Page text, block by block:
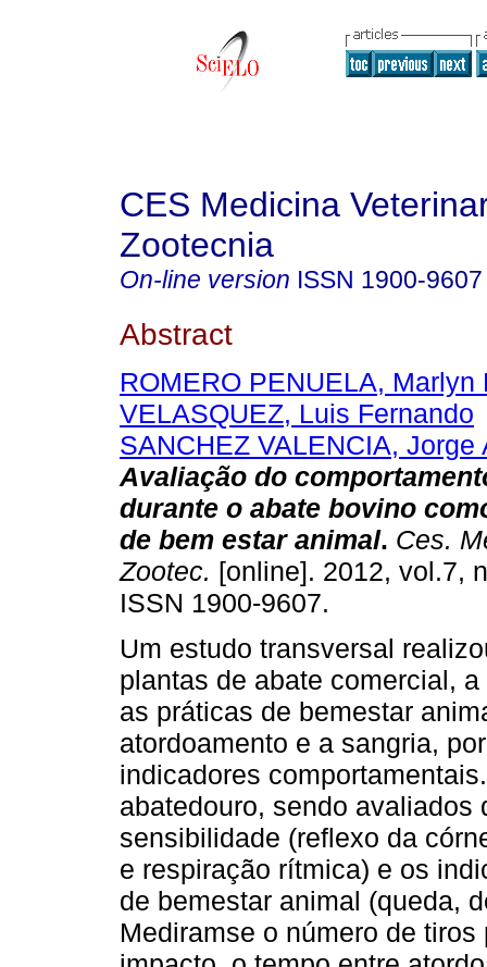
CES Medicina
Zootecnia
On-line version ISSN 1900-9607
Abstract
ROMERO PENUELA, Marlyn
VELASQUEZ, Luis Fernando
SANCHEZ VALENCIA, Jorge
Avaliação do
durante o abate bovino
de bem estar animal. Ces.
Zootec. [online]. 2012, vol.7,
ISSN 1900-9607.
Um estudo transversal
plantas de abate comercial,
as práticas de bemestar
atordoamento e a sangria,
indicadores
abatedouro, sendo
sensibilidade (reflexo da
e respiração rítmica) e os
de bemestar animal (queda,
Mediramse o número de